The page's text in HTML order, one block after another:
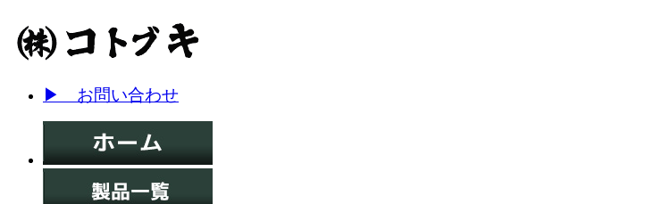
▶ お問い合わせ